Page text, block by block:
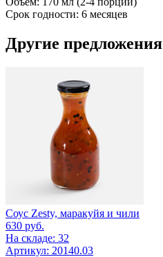
Срок годности: 6 месяцев
Другие предложения
Соус Zesty, маракуйя и чили
630 руб.
На складе: 32
Артикул: 20140.03